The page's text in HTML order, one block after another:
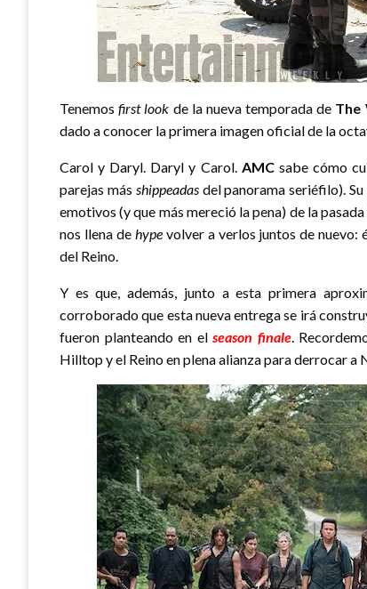
Tenemosfirst look de la nueva temporada de The
dado a conocer la primera imagen oficial de la
Carol y Daryl. Daryl y Carol. AMCsabe cómo
parejas más shippeadasdel panorama seriéfilo).
emotivos (y que más mereció la pena) de la
nos llena de hype volver a verlos juntos de
del Reino.
Y es que, además, junto a esta primera
corroborado que esta nueva entrega se irá
fueron planteando en elseason finale.
Hilltop y el Reino en plena alianza para derrocar a